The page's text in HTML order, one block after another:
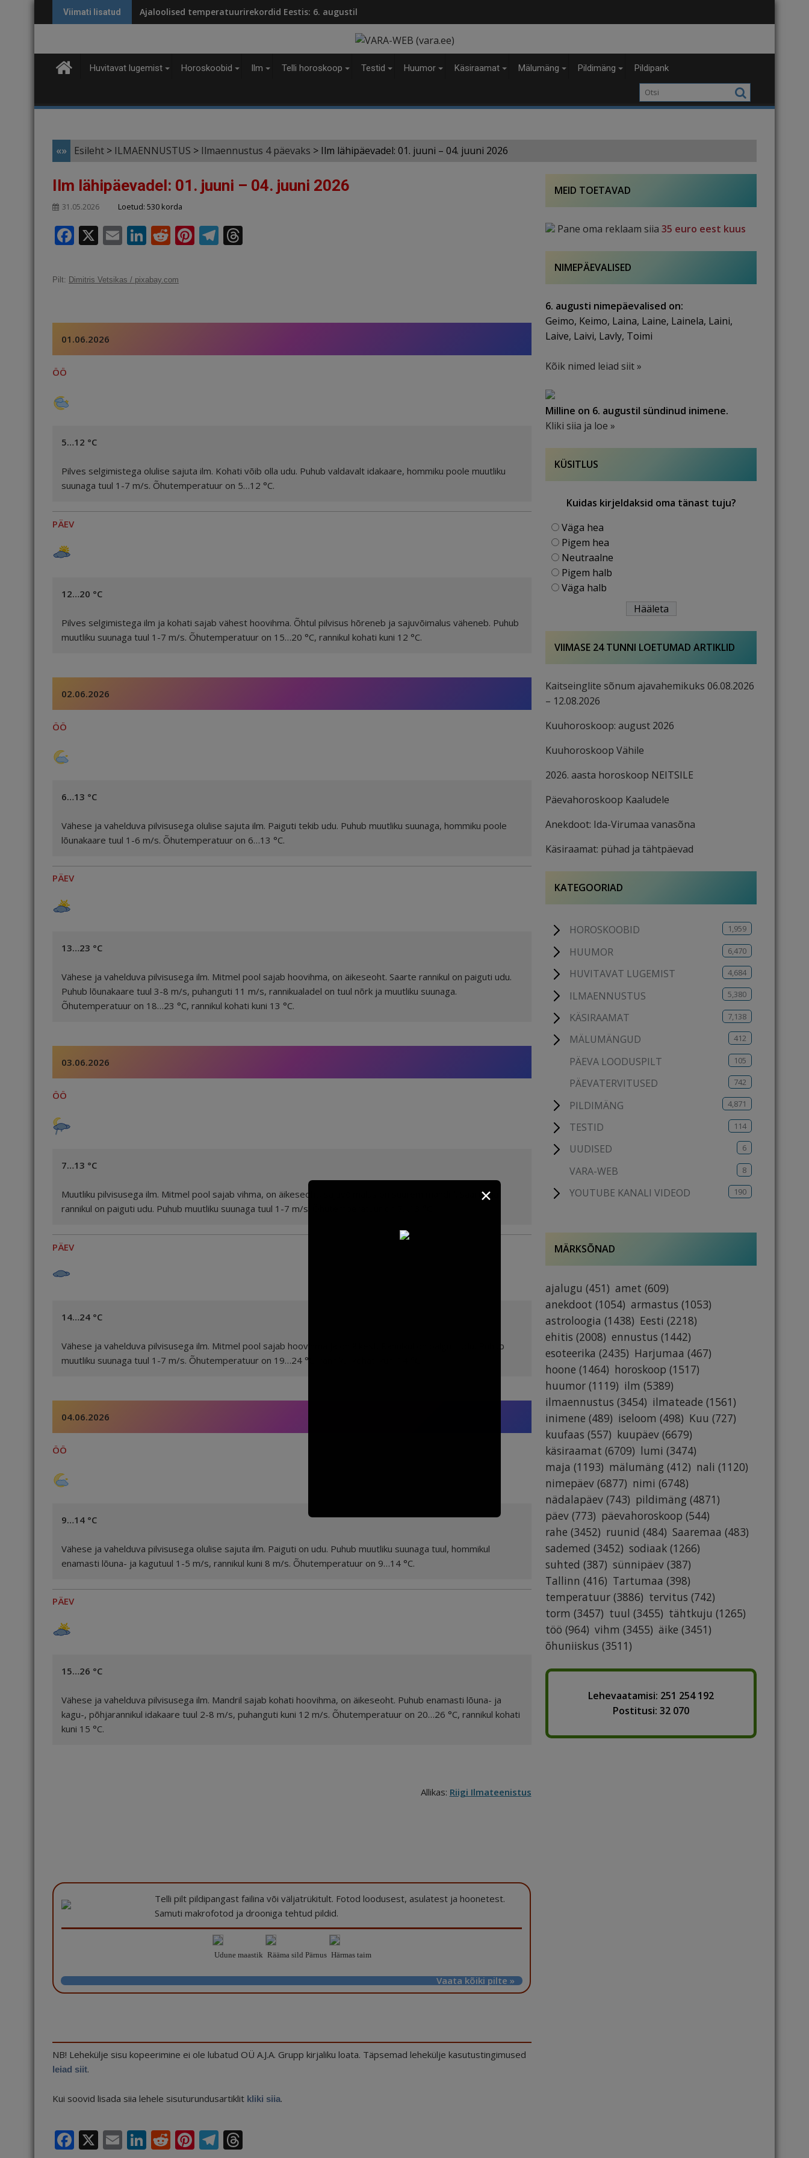
to
Viimati lisatud Ajaloolised temperatuurirekordid Eestis: 6. augustil
Huvitavat lugemist Horoskoobid Ilm Telli horoskoop Testid Huumor Käsiraamat Mälumäng Pildimäng Pildipank
«» Esileht > ILMAENNUSTUS > Ilmaennustus 4 päevaks > Ilm lähipäevadel: 01. juuni – 04. juuni 2026
Ilm lähipäevadel: 01. juuni – 04. juuni 2026
31.05.2026 Loetud: 530 korda
F
c
o
o
X E
ai
Li
k
n
R
d
Pi
st
T
m d
s
Pilt: Dimitris Vetsikas / pixabay.com
01.06.2026
ÖÖ
5…12 °C
Pilves selgimistega olulise sajuta ilm. Kohati võib olla udu. Puhub valdavalt idakaare, hommiku poole muutliku
suunaga tuul 1-7 m/s. Õhutemperatuur on 5…12 °C.
PÄEV
12…20 °C
Pilves selgimistega ilm ja kohati sajab vähest hoovihma. Õhtul pilvisus hõreneb ja sajuvõimalus väheneb. Puhub
muutliku suunaga tuul 1-7 m/s. Õhutemperatuur on 15…20 °C, rannikul kohati kuni 12 °C.
02.06.2026
ÖÖ
6…13 °C
Vähese ja vahelduva pilvisusega olulise sajuta ilm. Paiguti tekib udu. Puhub muutliku suunaga, hommiku poole
lõunakaare tuul 1-6 m/s. Õhutemperatuur on 6…13 °C.
PÄEV
13…23 °C
Vähese ja vahelduva pilvisusega ilm. Mitmel pool sajab hoovihma, on äikeseoht. Saarte rannikul on paiguti udu.
Puhub lõunakaare tuul 3-8 m/s, puhanguti 11 m/s, rannikualadel on tuul nõrk ja muutliku suunaga.
Õhutemperatuur on 18…23 °C, rannikul kohati kuni 13 °C.
03.06.2026
ÖÖ
7…13 °C
Muutliku pilvisusega ilm. Mitmel pool sajab vihma, on äikeseoht, sajuvõimalus on suurem mandril. Saartel ja
rannikul on paiguti udu. Puhub muutliku suunaga tuul 1-7 m/s. Õhutemperatuur on 7…13 °C.
PÄEV
14…24 °C
Vähese ja vahelduva pilvisusega ilm. Mitmel pool sajab hoovihma ja on äikest. Rannikul on paiguti udu. Puhub
muutliku suunaga tuul 1-7 m/s. Õhutemperatuur on 19…24 °C, rannikul kohati kuni 14 °C.
04.06.2026
ÖÖ
9…14 °C
Vähese ja vahelduva pilvisusega olulise sajuta ilm. Paiguti on udu. Puhub muutliku suunaga tuul, hommikul
enamasti lõuna- ja kagutuul 1-5 m/s, rannikul kuni 8 m/s. Õhutemperatuur on 9…14 °C.
PÄEV
15…26 °C
Vähese ja vahelduva pilvisusega ilm. Mandril sajab kohati hoovihma, on äikeseoht. Puhub enamasti lõuna- ja
kagu-, põhjarannikul idakaare tuul 2-8 m/s, puhanguti kuni 12 m/s. Õhutemperatuur on 20…26 °C, rannikul kohati
kuni 15 °C.
Allikas: Riigi Ilmateenistus
Telli pilt pildipangast failina või väljatrükitult. Fotod loodusest, asulatest ja hoonetest.
Samuti makrofotod ja drooniga tehtud pildid.
Udune maastik Rääma sild Pärnus Härmas taim
Vaata kõiki pilte »
NB! Lehekülje sisu kopeerimine ei ole lubatud OÜ A.J.A. Grupp kirjaliku loata. Täpsemad lehekülje kasutustingimused
leiad siit.
Kui soovid lisada siia lehele sisuturundusartiklit kliki siia.
F X E Li R Pi T
MEID TOETAVAD
Pane oma reklaam siia 35 euro eest kuus
NIMEPÄEVALISED
6. augusti nimepäevalised on:
Geimo, Keimo, Laina, Laine, Lainela, Laini,
Laive, Laivi, Lavly, Toimi
Kõik nimed leiad siit »
Milline on 6. augustil sündinud inimene.
Kliki siia ja loe »
KÜSITLUS
Kuidas kirjeldaksid oma tänast tuju?
Väga hea
Pigem hea
Neutraalne
Pigem halb
Väga halb
VIIMASE 24 TUNNI LOETUMAD ARTIKLID
Kaitseinglite sõnum ajavahemikuks 06.08.2026
– 12.08.2026
Kuuhoroskoop: august 2026
Kuuhoroskoop Vähile
2026. aasta horoskoop NEITSILE
Päevahoroskoop Kaaludele
Anekdoot: Ida-Virumaa vanasõna
Käsiraamat: pühad ja tähtpäevad
KATEGOORIAD
HOROSKOOBID 1,959
HUUMOR 6,470
HUVITAVAT LUGEMIST 4,684
ILMAENNUSTUS 5,380
KÄSIRAAMAT 7,138
MÄLUMÄNGUD 412
PÄEVA LOODUSPILT 105
PÄEVATERVITUSED 742
PILDIMÄNG 4,871
TESTID 114
UUDISED 6
VARA-WEB 8
YOUTUBE KANALI VIDEOD 190
MÄRKSÕNAD
ajalugu (451) amet (609)
anekdoot (1054) armastus (1053)
astroloogia (1438) Eesti (2218)
ehitis (2008) ennustus (1442)
esoteerika (2435) Harjumaa (467)
hoone (1464) horoskoop (1517)
huumor (1119) ilm (5389)
ilmaennustus (3454) ilmateade (1561)
inimene (489) iseloom (498) Kuu (727)
kuufaas (557) kuupäev (6679)
käsiraamat (6709) lumi (3474)
maja (1193) mälumäng (412) nali (1120)
nimepäev (6877) nimi (6748)
nädalapäev (743) pildimäng (4871)
päev (773) päevahoroskoop (544)
rahe (3452) ruunid (484) Saaremaa (483)
sademed (3452) sodiaak (1266)
suhted (387) sünnipäev (387)
Tallinn (416) Tartumaa (398)
temperatuur (3886) tervitus (742)
torm (3457) tuul (3455) tähtkuju (1265)
töö (964) vihm (3455) äike (3451)
õhuniiskus (3511)
Lehevaatamisi: 251 254 192
Postitusi: 32 070
✕